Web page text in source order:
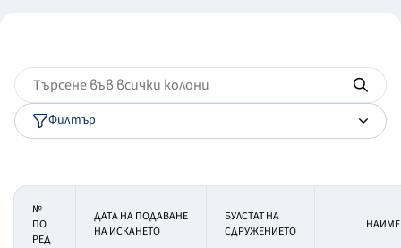
Филтър
№
ПО
РЕД
ДАТА НА ПОДАВАНЕ
НА ИСКАНЕТО
БУЛСТАТ НА
СДРУЖЕНИЕТО